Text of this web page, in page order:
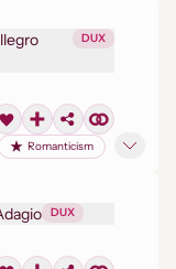
DUX
Romanticism
DUX